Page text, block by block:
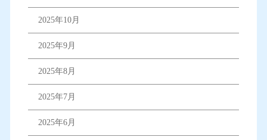
2025年10月
2025年9月
2025年8月
2025年7月
2025年6月